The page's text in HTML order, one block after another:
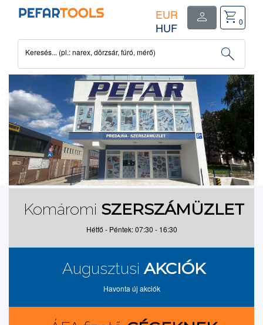
search
Keresés... (pl.: narex, dörzsár, fúró, mérő)
shopping_cart 0
person
EUR
HUF
close
-
0.00€
Komáromi SZERSZÁMÜZLET
Hétfő - Péntek: 07:30 - 16:30
Augusztusi AKCIÓK
Havonta új akciók